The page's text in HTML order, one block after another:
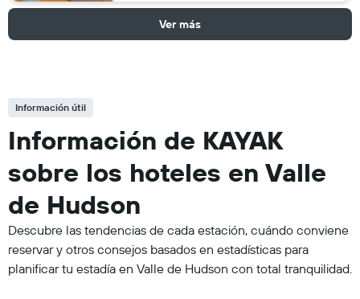
Ver más
Información útil
Información de KAYAK
sobre los hoteles en Valle
de Hudson
Descubre las tendencias de cada estación, cuándo conviene
reservar y otros consejos basados en estadísticas para
planificar tu estadía en Valle de Hudson con total tranquilidad.